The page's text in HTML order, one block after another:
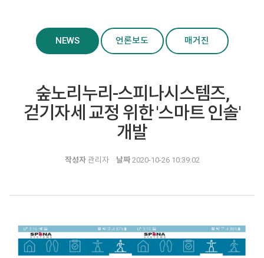
NEWS 언론보도 매거진
숲노리누리-스피나시스템즈,
걷기자세 교정 위한 '스마트 인솔'
개발
작성자관리자 날짜2020-10-26 10:39:02